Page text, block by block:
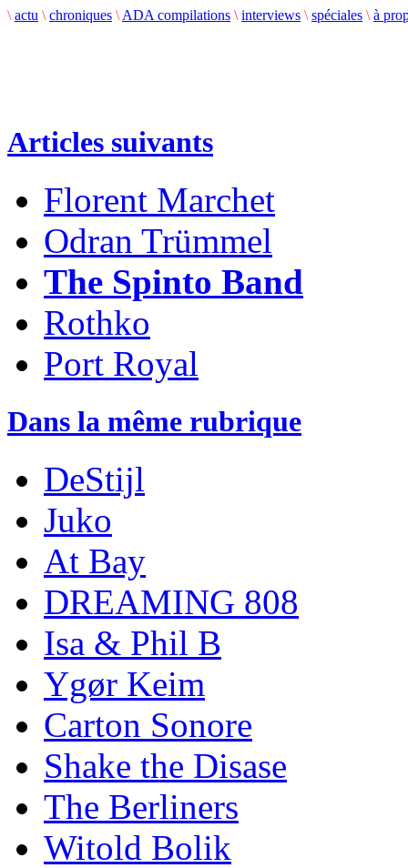
\ actu \ chroniques \ ADA compilations \ interviews \ spéciales \ à
Articles suivants
Florent Marchet
Odran Trümmel
The Spinto Band
Rothko
Port Royal
Dans la même rubrique
DeStijl
Juko
At Bay
DREAMING 808
Isa & Phil B
Ygør Keim
Carton Sonore
Shake the Disase
The Berliners
Witold Bolik